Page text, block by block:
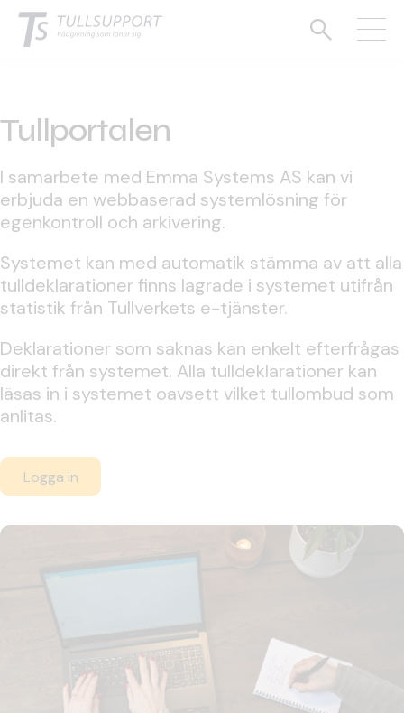
Tullportalen
I samarbete med Emma Systems AS kan vi
erbjuda en webbaserad systemlösning för
egenkontroll och arkivering.
Systemet kan med automatik stämma av att alla
tulldeklarationer finns lagrade i systemet utifrån
statistik från Tullverkets e-tjänster.
Deklarationer som saknas kan enkelt efterfrågas
direkt från systemet. Alla tulldeklarationer kan
läsas in i systemet oavsett vilket tullombud som
anlitas.
Logga in